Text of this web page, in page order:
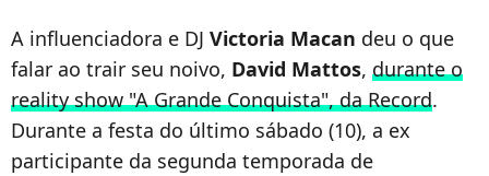
A influenciadora e DJ Victoria Macan deu o que
falar ao trair seu noivo, David Mattos, durante o
reality show "A Grande Conquista", da Record.
Durante a festa do último sábado (10), a ex
participante da segunda temporada de